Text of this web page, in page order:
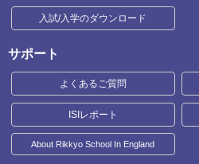
入試/入学のダウンロード
サポート
よくあるご質問
ISIレポート
About Rikkyo School In England